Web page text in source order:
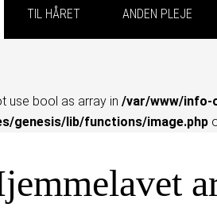
TIL HÅRET ANDEN PLEJE
use bool as array in /var/www/info-
genesis/lib/functions/image.php